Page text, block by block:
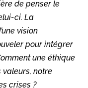
de penser le
ci. La
vision
pour intégrer
une éthique
notre
crises ?